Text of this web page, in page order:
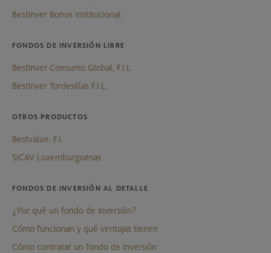
Bestinver Bonos Institucional
FONDOS DE INVERSIÓN LIBRE
Bestinver Consumo Global, F.I.L.
Bestinver Tordesillas F.I.L.
OTROS PRODUCTOS
Bestvalue, F.I.
SICAV Luxemburguesas
FONDOS DE INVERSIÓN AL DETALLE
¿Por qué un fondo de inversión?
Cómo funcionan y qué ventajas tienen
Cómo contratar un fondo de inversión